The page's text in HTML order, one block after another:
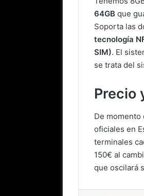
64GB que
Soporta las
tecnología
SIM). El
se trata del
Precio
De momento
oficiales en
terminales
150€ al
que oscilará